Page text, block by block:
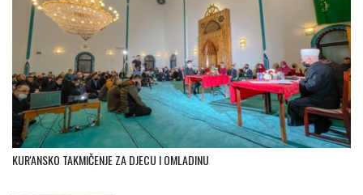
KUR'ANSKO TAKMIČENJE ZA DJECU I OMLADINU